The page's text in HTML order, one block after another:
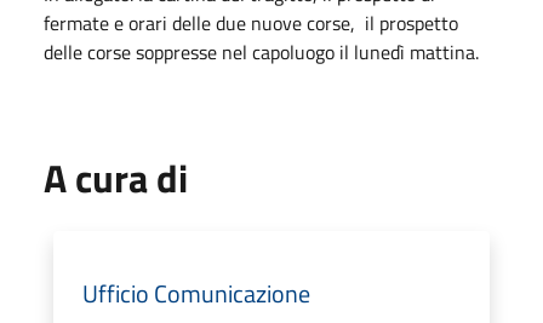
fermate e orari delle due nuove corse, il prospetto
delle corse soppresse nel capoluogo il lunedì mattina.
A cura di
Ufficio Comunicazione